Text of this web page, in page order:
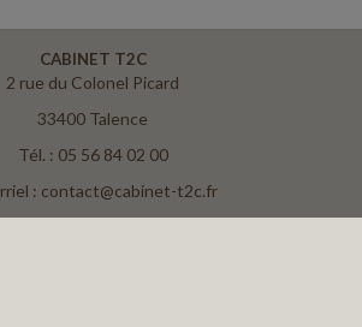
CABINET T2C
2 rue du Colonel Picard
33400 Talence
Tél. : 05 56 84 02 00
: contact@cabinet-t2c.fr